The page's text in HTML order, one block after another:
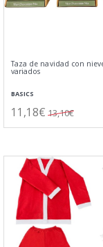
Taza de navidad con
variados
BASICS
11,18€ 13,10€